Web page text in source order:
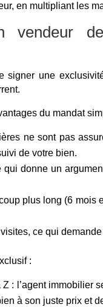
en multipliant les
vendeur
signer une
du mandat
ne sont pas
de votre bien.
donne un
plus long (6 mois
ce qui
:
: l’agent immobilier
à son juste prix et